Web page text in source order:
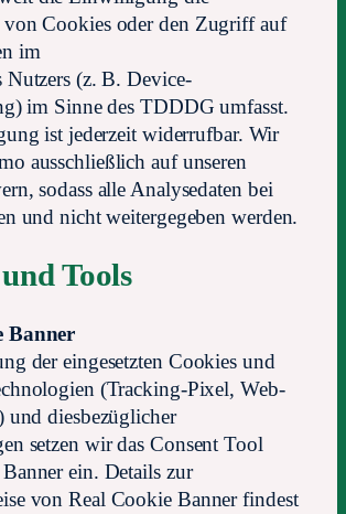
von Cookies oder den Zugriff auf
im
Nutzers (z. B. Device-
im Sinne des TDDDG umfasst.
ist jederzeit widerrufbar. Wir
ausschließlich auf unseren
sodass alle Analysedaten bei
und nicht weitergegeben werden.
Tools
Banner
der eingesetzten Cookies und
(Tracking-Pixel, Web-
und diesbezüglicher
setzen wir das Consent Tool
ein. Details zur
von Real Cookie Banner findest